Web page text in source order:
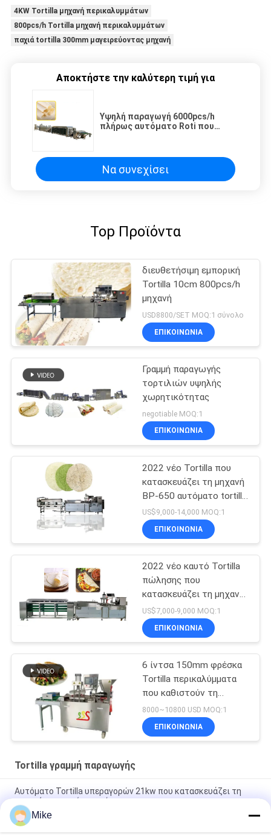
4KW Tortilla μηχανή περικαλυμμάτων
800pcs/h Tortilla μηχανή περικαλυμμάτων
παχιά tortilla 300mm μαγειρεύοντας μηχανή
Αποκτήστε την καλύτερη τιμή για
Υψηλή παραγωγή 6000pcs/h
πλήρως αυτόματο Roti που
Να συνεχίσει
Top Προϊόντα
διευθετήσιμη εμπορική
Tortilla 10cm 800pcs/h
μηχανή
USD8800/SET MOQ:1 σύνολο
ΕΠΙΚΟΙΝΩΝΊΑ
Γραμμή παραγωγής
τορτιλιών υψηλής
χωρητικότητας
negotiable MOQ:1
ΕΠΙΚΟΙΝΩΝΊΑ
2022 νέο Tortilla που
κατασκευάζει τη μηχανή
BP-650 αυτόματο tortilla
που κατασκευάζει τη
μηχανή
US$9,000-14,000 MOQ:1
ΕΠΙΚΟΙΝΩΝΊΑ
2022 νέο καυτό Tortilla
πώλησης που
κατασκευάζει τη μηχανή
BP-550 Tortilla τη
γραμμή παραγωγής
US$7,000-9,000 MOQ:1
ΕΠΙΚΟΙΝΩΝΊΑ
6 ίντσα 150mm φρέσκα
Tortilla περικαλύμματα
που καθιστούν τη
μηχανή πλήρη αυτόματο
8000~10800 USD MOQ:1
ΕΠΙΚΟΙΝΩΝΊΑ
Tortilla γραμμή παραγωγής
Αυτόματο Tortilla υπεραγορών 21kw που κατασκευάζει τη
μηχανή το ασημένιο χρώμα
10 - Tortilla διαμέτρων 45cm νέα γραμμή παραγωγής πλήρως
αυτόματη
Mike